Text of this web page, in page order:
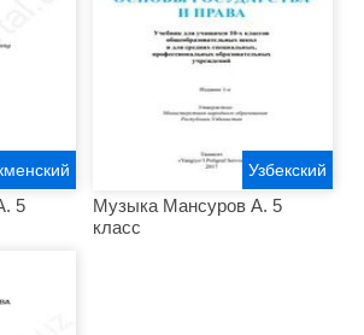
5
Музыка Мансуров А. 5
класс
Узбекский